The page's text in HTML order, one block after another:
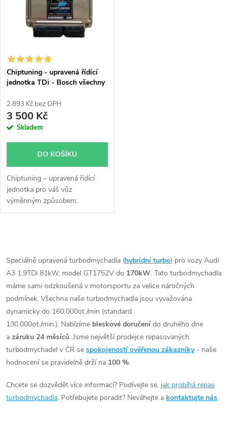
Chiptuning - upravená řídící
jednotka TDi - Bosch všechny
2 893 Kč bez DPH
3 500 Kč
Skladem
DO KOŠÍKU
Chiptuning – upravená řídící
jednotka pro váš vůz
výměnným způsobem.
v
l
á
d
a
c
í
p
Speciálně upravená turbodmychadla (hybridní turbo) pro vozy Audi
A3 1.9TDi 81kW, model GT1752V do 170kW. Tato turbodmychadla
máme sami odzkoušená v motorsportu za velice náročných
podmínek. Všechna naše turbodmychadla jsou vyvažována
dynamicky do 160.000ot./min (standard
130.000ot./min.). Nabízíme bleskové doručení do druhého dne
a záruku 24 měsíců. Jsme největší prodejce repasovaných
turbodmychadel v ČR se spokojeností ověřenou zákazníky - naše
hodnocení se pravidelně drží na 100 %.
Chcete se dozvědět více informací? Podívejte se, jak probíhá repas
turbodmychadla. Potřebujete poradit? Neváhejte a kontaktujte nás.